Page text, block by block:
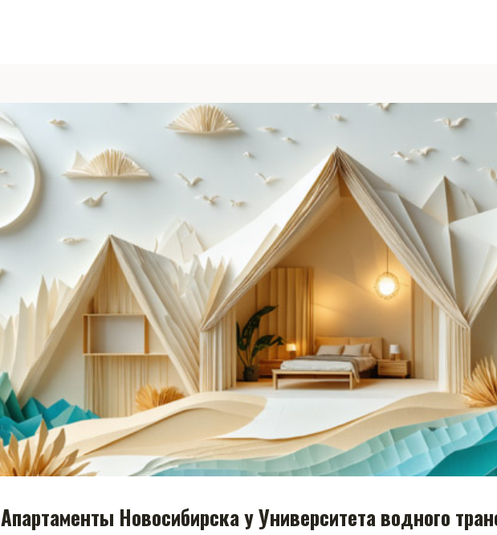
Апартаменты Новосибирска у Университета водного